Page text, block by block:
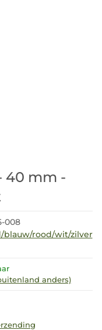
40 mm -
008
blauw/rood/wit/zilver
anders)